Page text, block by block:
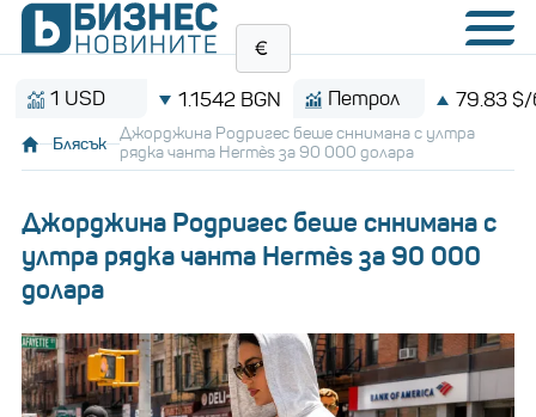
USD 1.1542 BGN Петрол 79.83 $/барел
Блясък
Джорджина Родригес беше сннимана с ултра
рядка чанта Hermès за 90 000 долара
Джорджина Родригес беше сннимана с
ултра рядка чанта Hermès за 90 000
долара